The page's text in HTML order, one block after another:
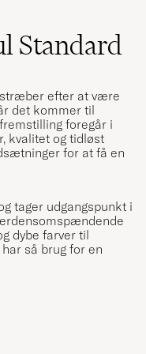
leverans!
Standard
efter at være
det kommer til
foregår i
kvalitet og tidløst
for at få en
tager udgangspunkt i
dybe farver til
så brug for en